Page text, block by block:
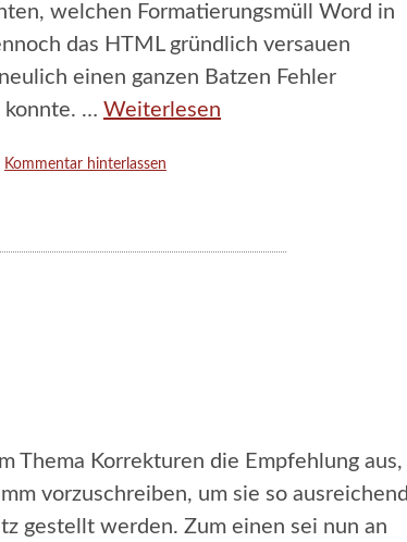
welchen Formatierungsmüll Word in
das HTML gründlich versauen
einen ganzen Batzen Fehler
konnte. … Weiterlesen
Kommentar hinterlassen
Thema Korrekturen die Empfehlung aus,
vorzuschreiben, um sie so ausreichend
gestellt werden. Zum einen sei nun an